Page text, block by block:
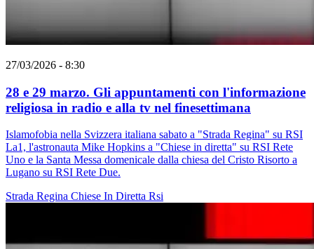
27/03/2026 - 8:30
28 e 29 marzo. Gli appuntamenti con l'informazione
religiosa in radio e alla tv nel finesettimana
Islamofobia nella Svizzera italiana sabato a "Strada Regina" su RSI
La1, l'astronauta Mike Hopkins a "Chiese in diretta" su RSI Rete
Uno e la Santa Messa domenicale dalla chiesa del Cristo Risorto a
Lugano su RSI Rete Due.
Strada Regina Chiese In Diretta Rsi